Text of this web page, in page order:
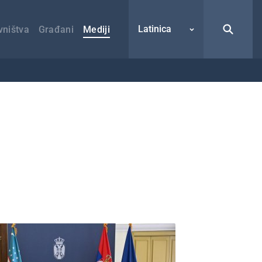
Građani Mediji Latinica